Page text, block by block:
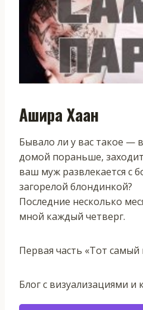
Ашира Хаан
Бывало ли у вас такое —
домой пораньше,
ваш муж развлекается с
загорелой блондинкой?
Последние несколько
мной каждый четверг.
Первая часть «Тот
Блог с визуализациями и